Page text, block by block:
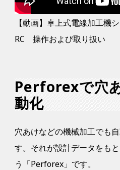
【動画】卓上式電線加工機
RC 操作および取り扱い
Perforexで穴
動化
穴あけなどの機械加工でも
す。それが設計データをも
う「Perforex」です。